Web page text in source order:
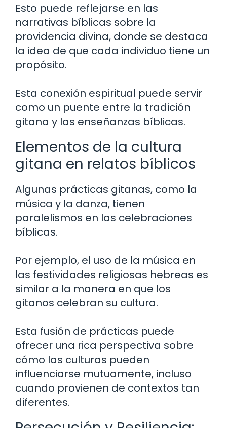
Esto puede reflejarse en las
narrativas bíblicas sobre la
providencia divina, donde se destaca
la idea de que cada individuo tiene un
propósito.
Esta conexión espiritual puede servir
como un puente entre la tradición
gitana y las enseñanzas bíblicas.
Elementos de la cultura
gitana en relatos bíblicos
Algunas prácticas gitanas, como la
música y la danza, tienen
paralelismos en las celebraciones
bíblicas.
Por ejemplo, el uso de la música en
las festividades religiosas hebreas es
similar a la manera en que los
gitanos celebran su cultura.
Esta fusión de prácticas puede
ofrecer una rica perspectiva sobre
cómo las culturas pueden
influenciarse mutuamente, incluso
cuando provienen de contextos tan
diferentes.